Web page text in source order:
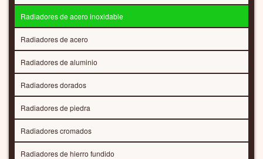
Radiadores de acero inoxidable
Radiadores de acero
Radiadores de aluminio
Radiadores dorados
Radiadores de piedra
Radiadores cromados
Radiadores de hierro fundido